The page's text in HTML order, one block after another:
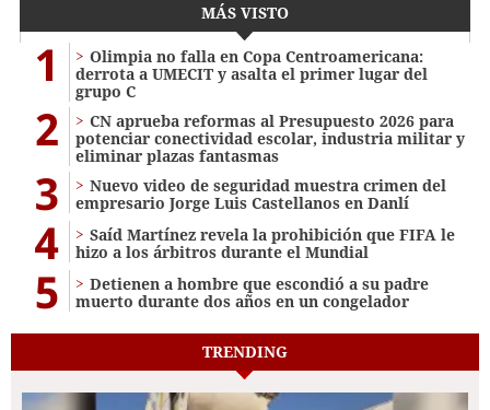
MÁS VISTO
1
Olimpia no falla en Copa Centroamericana:
derrota a UMECIT y asalta el primer lugar del
grupo C
2
CN aprueba reformas al Presupuesto 2026 para
potenciar conectividad escolar, industria militar y
eliminar plazas fantasmas
3
Nuevo video de seguridad muestra crimen del
empresario Jorge Luis Castellanos en Danlí
4
Saíd Martínez revela la prohibición que FIFA le
hizo a los árbitros durante el Mundial
5
Detienen a hombre que escondió a su padre
muerto durante dos años en un congelador
TRENDING